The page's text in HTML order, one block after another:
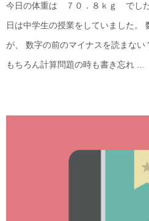
今日の体重は ７０．８ｋｇ でし
日は中学生の授業をしていました。
が、 数字の前のマイナスを読まない
もちろん計算問題の時も書き忘れ ...